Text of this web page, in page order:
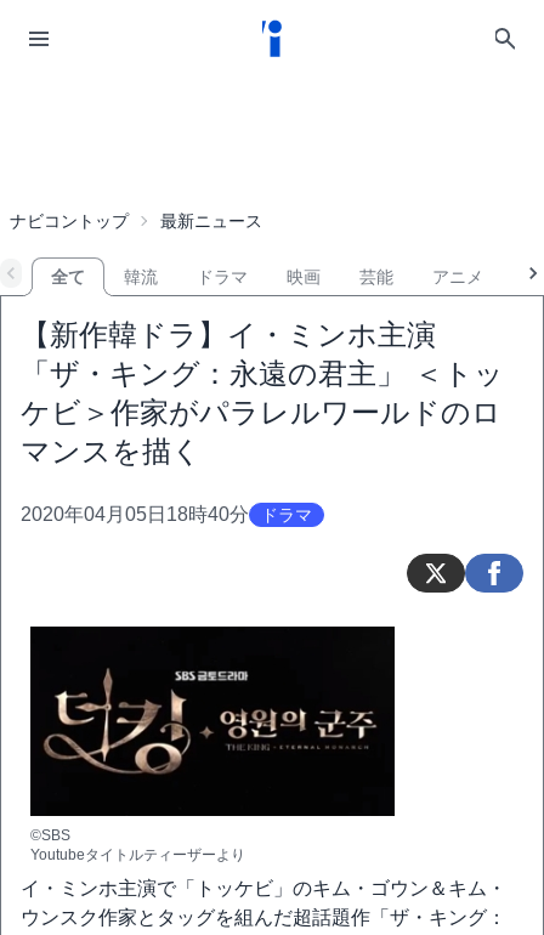
ナビコントップ 最新ニュース
全て 韓流 ドラマ 映画 芸能 アニメ
【新作韓ドラ】イ・ミンホ主演
「ザ・キング：永遠の君主」 ＜トッ
ケビ＞作家がパラレルワールドのロ
マンスを描く
2020年04月05日18時40分 ドラマ
©SBS
Youtubeタイトルティーザーより
イ・ミンホ主演で「トッケビ」のキム・ゴウン＆キム・
ウンスク作家とタッグを組んだ超話題作「ザ・キング：